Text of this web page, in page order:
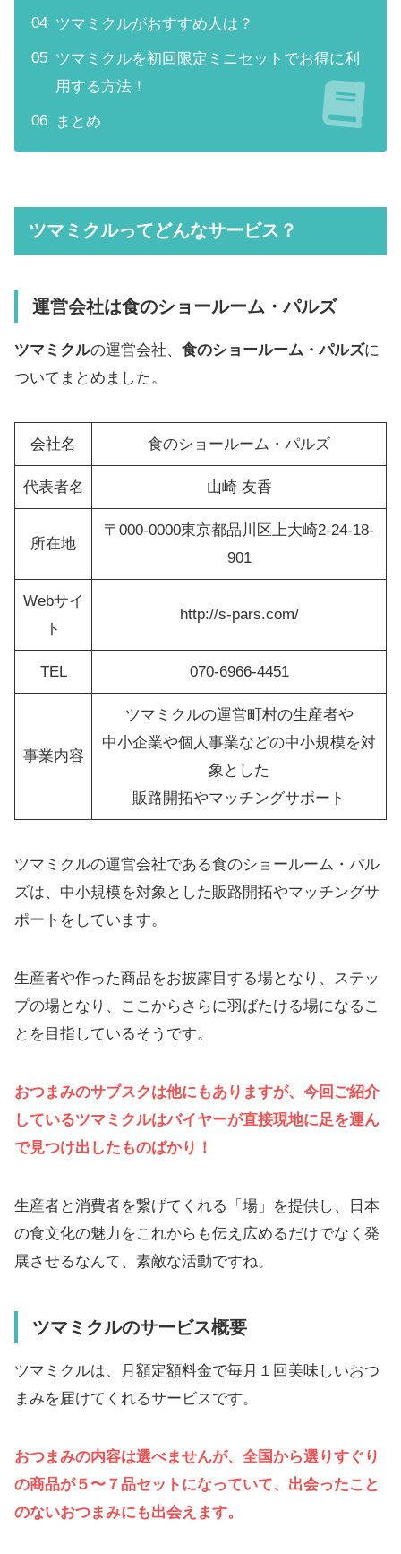
ツマミクルがおすすめ人は？
ツマミクルを初回限定ミニセットでお得に利
用する方法！
まとめ
ツマミクルってどんなサービス？
運営会社は食のショールーム・パルズ
ツマミクルの運営会社、 食のショールーム・パルズに
ついてまとめました。
会社名 食のショールーム・パルズ
代表者名 山崎 友香
所在地
〒000-0000東京都品川区上大崎2-24-18-
901
Webサイ
ト
http://s-pars.com/
TEL 070-6966-4451
事業内容
ツマミクルの運営町村の生産者や
中小企業や個人事業などの中小規模を対
象とした
販路開拓やマッチングサポート
ツマミクルの運営会社である食のショールーム・パル
ズは、中小規模を対象とした販路開拓やマッチングサ
ポートをしています。
生産者や作った商品をお披露目する場となり、ステッ
プの場となり、ここからさらに羽ばたける場になるこ
とを目指しているそうです。
おつまみのサブスクは他にもありますが、今回ご紹介
しているツマミクルはバイヤーが直接現地に足を運ん
で見つけ出したものばかり！
生産者と消費者を繋げてくれる「場」を提供し、日本
の食文化の魅力をこれからも伝え広めるだけでなく発
展させるなんて、素敵な活動ですね。
ツマミクルのサービス概要
ツマミクルは、月額定額料金で毎月１回美味しいおつ
まみを届けてくれるサービスです。
おつまみの内容は選べませんが、全国から選りすぐり
の商品が５〜７品セットになっていて、出会ったこと
のないおつまみにも出会えます。